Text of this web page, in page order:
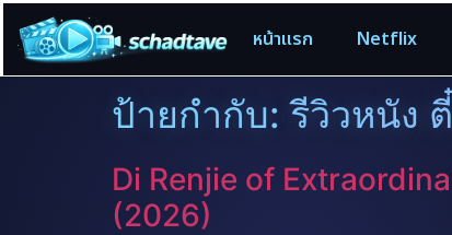
หน้าแรก Netflix
ป้ายกำกับ:รีวิวหนัง
Di Renjie of
(2026)